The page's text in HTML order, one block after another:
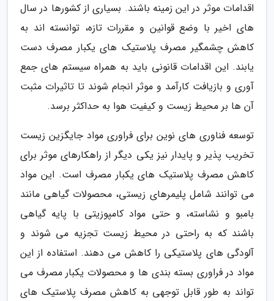
اقدامات موثر در این زمینه باشند. بسیاری از کشورها در سال
های اخیر با وضع قوانین و مقررات تازه، توانسته اند به
کاهش چشمگیر مصرف پلاستیک های یکبار مصرف دست
یابند. این اقدامات قانونی باید به همراه سیستم های جمع
آوری و بازیافت کارآمد و موثر انجام شوند تا تاثیرات مثبت
آن ها بر محیط زیست و کیفیت هوا به حداکثر برسد.
توسعه فناوری های نوین برای فراوری مواد جایگزین زیست
تخریب پذیر و پایدار نیز یکی دیگر از راهکارهای موثر برای
کاهش مصرف پلاستیک های یکبار مصرف است. این مواد
می توانند شامل پلیمرهای زیستی، محصولات گیاهی مانند
بامبو و نشاسته، و حتی مواد کامپوزیتی با پایه گیاهی
باشند که به راحتی در محیط زیست تجزیه می شوند و
آلودگی های پلاستیکی را کاهش می دهند. استفاده از این
مواد در فراوری بسته بندی ها و محصولات یکبار مصرف می
تواند به طور قابل توجهی به کاهش مصرف پلاستیک های